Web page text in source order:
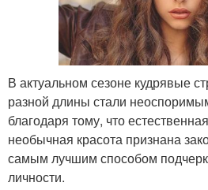
В актуальном сезоне кудрявые
разной длины стали
благодаря тому, что
необычная красота признана
самым лучшим способом
личности.